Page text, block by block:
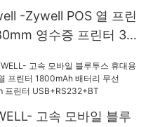
-Zywell POS 열 프린
영수증 프린터 3
고속 모바일 블루